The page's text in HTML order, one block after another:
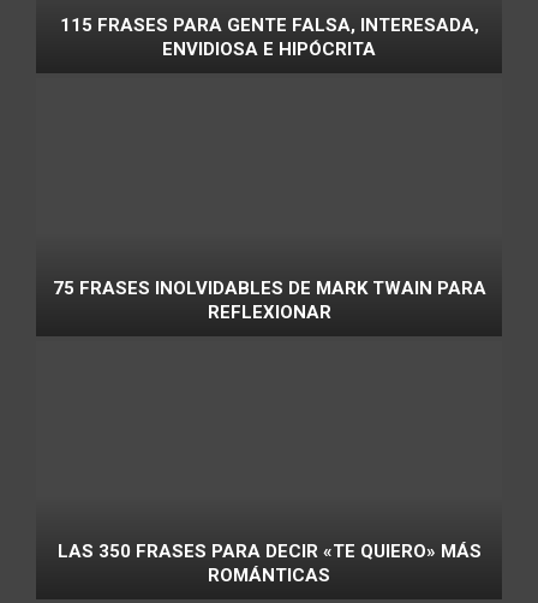
115 FRASES PARA GENTE FALSA, INTERESADA,
ENVIDIOSA E HIPÓCRITA
75 FRASES INOLVIDABLES DE MARK TWAIN PARA
REFLEXIONAR
LAS 350 FRASES PARA DECIR «TE QUIERO» MÁS
ROMÁNTICAS